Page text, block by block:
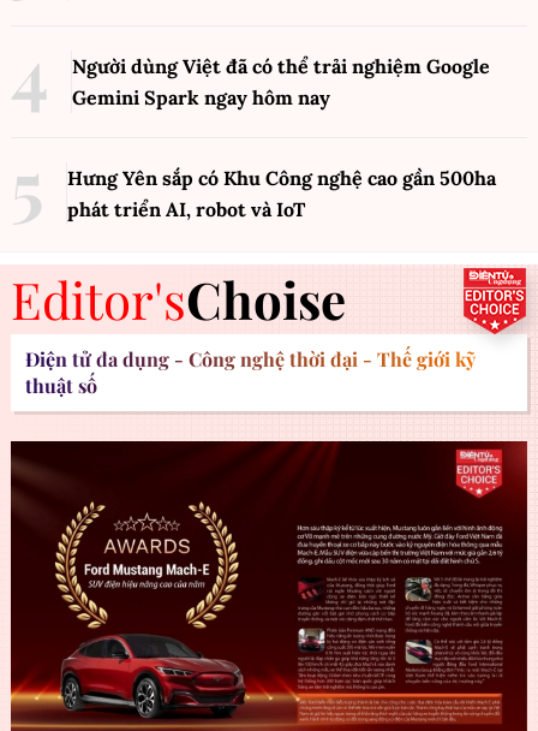
Người dùng Việt đã có thể trải nghiệm Google
Gemini Spark ngay hôm nay
Hưng Yên sắp có Khu Công nghệ cao gần 500ha
phát triển AI, robot và IoT
Editor'sChoise
Điện tử đa dụng - Công nghệ thời đại - Thế giới kỹ
thuật số